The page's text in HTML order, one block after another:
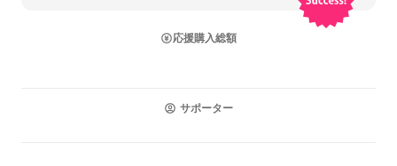
応援購入総額
サポーター